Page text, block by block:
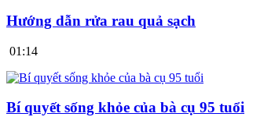
Hướng dẫn rửa rau quả sạch
01:14
Bí quyết sống khỏe của bà cụ 95 tuổi